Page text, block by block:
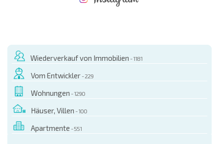
Wiederverkauf von Immobilien - 1181
Vom Entwickler - 229
Wohnungen - 1290
Häuser, Villen - 100
Apartmente - 551